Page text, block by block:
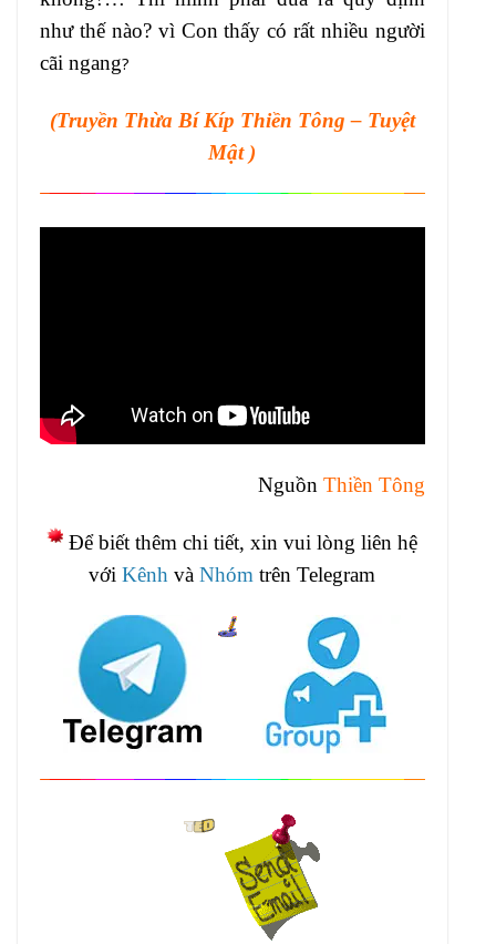
như thế nào? vì Con thấy có rất nhiều người
cãi ngang?
(Truyền Thừa Bí Kíp Thiền Tông – Tuyệt
Mật )
Nguồn Thiền Tông
Để biết thêm chi tiết, xin vui lòng liên hệ
vớiKênh vàNhóm trên Telegram